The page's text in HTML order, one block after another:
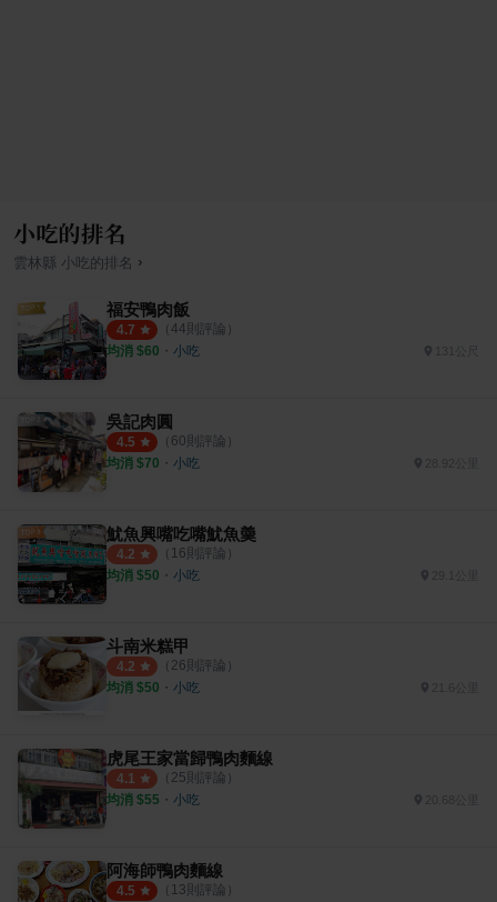
小吃的排名
雲林縣 小吃 的排名 ›
福安鴨肉飯
4.7 （ 44則評論）
均消 $60 ・ 小吃
吳記肉圓
4.5 （ 60則評論）
均消 $70 ・ 小吃
魷魚興嘴吃嘴魷魚羮
4.2 （ 16則評論）
均消 $50 ・ 小吃
斗南米糕甲
4.2 （ 26則評論）
均消 $50 ・ 小吃
虎尾王家當歸鴨肉麵線
4.1 （ 25則評論）
均消 $55 ・ 小吃
阿海師鴨肉麵線
4.5 （ 13則評論）